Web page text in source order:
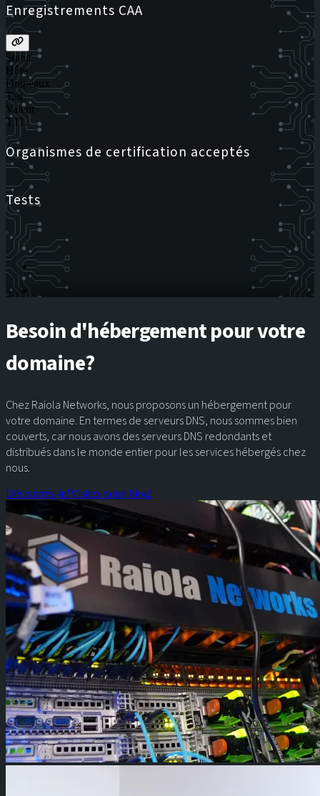
Enregistrements CAA
Statut
Hôte
Drapeaux
Tag
Valeur
TTL
Organismes de certification acceptés
Tests
Besoin d'hébergement pour votre
domaine?
Chez Raiola Networks, nous proposons un hébergement pour
votre domaine. En termes de serveurs DNS, nous sommes bien
couverts, car nous avons des serveurs DNS redondants et
distribués dans le monde entier pour les services hébergés chez
nous.
Découvrez-le!Visitez notre blog!